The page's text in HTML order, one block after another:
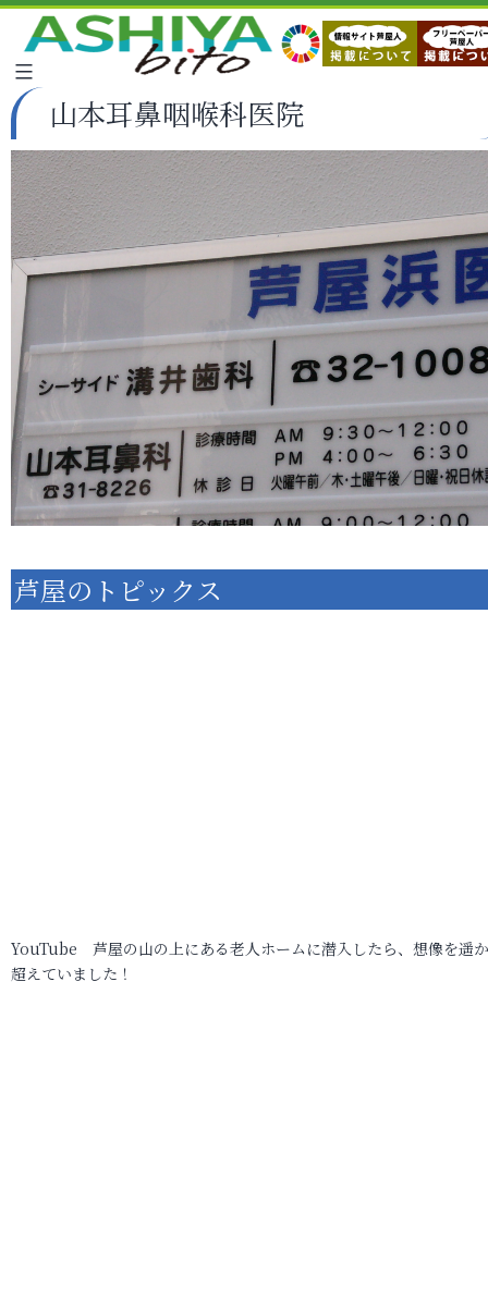
山本耳鼻咽喉科医院
芦屋のトピックス
YouTube 芦屋の山の上にある老人ホームに潜入したら、想像を遥
超えていました！